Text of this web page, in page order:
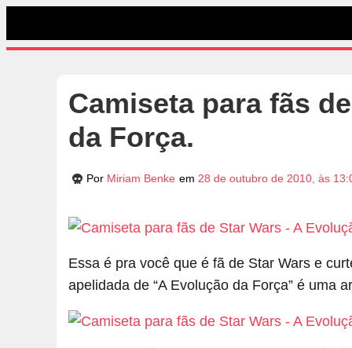
Camiseta para fãs
da Força.
Por Miriam Benke em 28 de outubro de 2010, às
Essa é pra você que é fã de Star Wars e
apelidada de “A Evolução da Força” é uma